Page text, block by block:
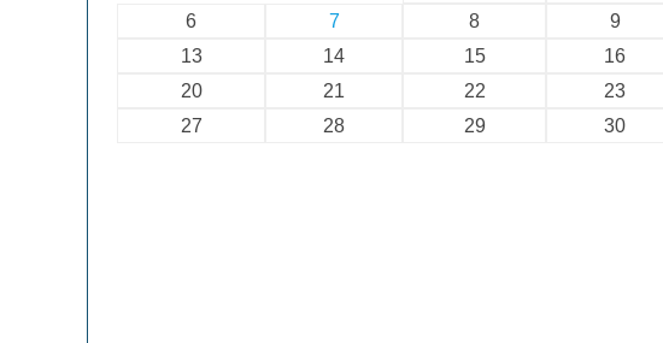
6
7 8 9
13
14 15 16
20
21 22 23
27
28 29 30